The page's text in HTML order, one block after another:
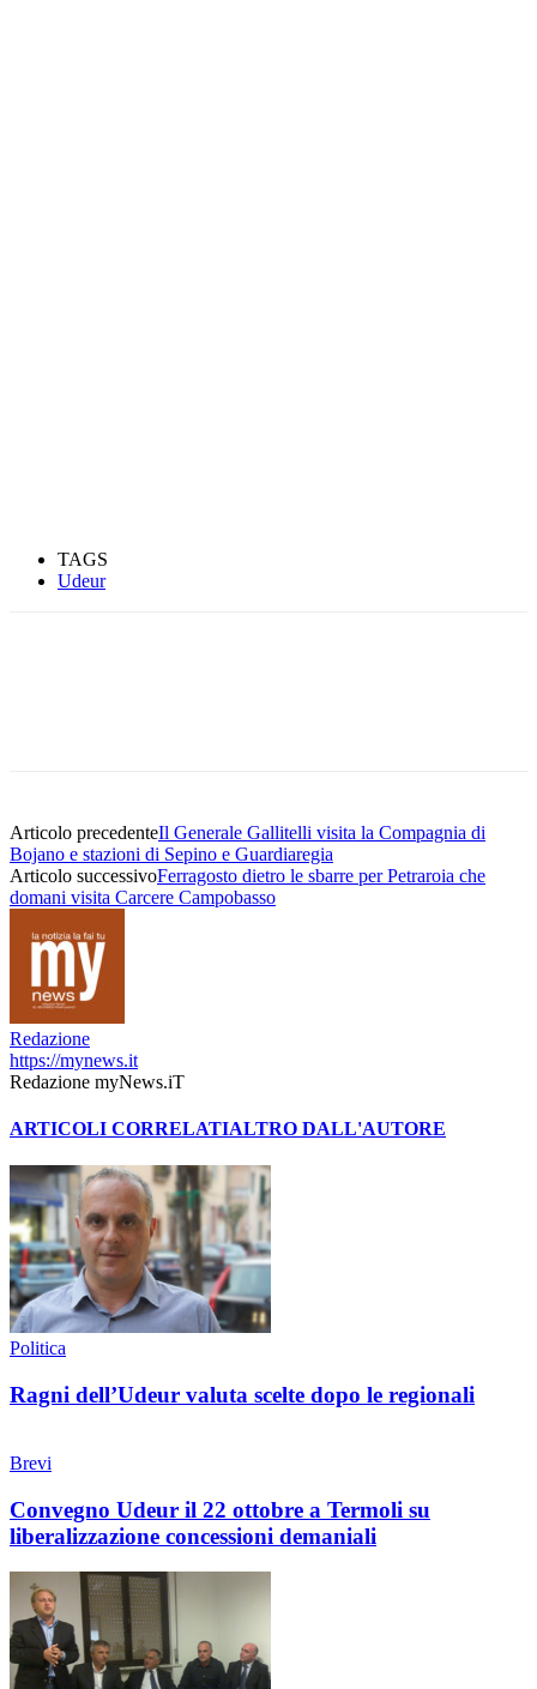
TAGS
Udeur
Articolo precedenteIl Generale Gallitelli visita la Compagnia di
Bojano e stazioni di Sepino e Guardiaregia
Articolo successivoFerragosto dietro le sbarre per Petraroia che
domani visita Carcere Campobasso
Redazione
https://mynews.it
Redazione myNews.iT
ARTICOLI CORRELATIALTRO DALL'AUTORE
Politica
Ragni dell’Udeur valuta scelte dopo le regionali
Brevi
Convegno Udeur il 22 ottobre a Termoli su
liberalizzazione concessioni demaniali